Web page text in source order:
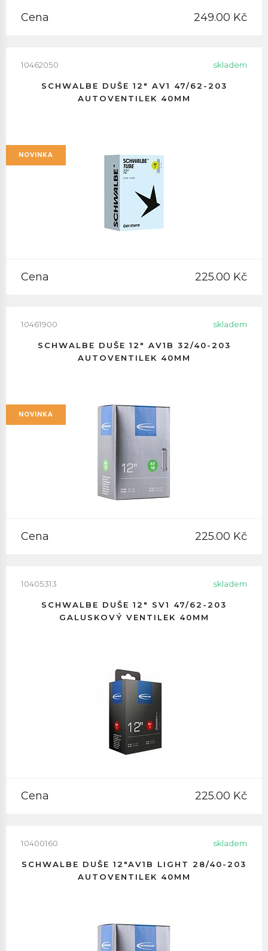
Cena 249.00 Kč
10462050 skladem
SCHWALBE DUŠE 12" AV1 47/62-203
AUTOVENTILEK 40MM
NOVINKA
Cena 225.00 Kč
10461900 skladem
SCHWALBE DUŠE 12" AV1B 32/40-203
AUTOVENTILEK 40MM
NOVINKA
Cena 225.00 Kč
10405313 skladem
SCHWALBE DUŠE 12" SV1 47/62-203
GALUSKOVÝ VENTILEK 40MM
Cena 225.00 Kč
10400160 skladem
SCHWALBE DUŠE 12"AV1B LIGHT 28/40-203
AUTOVENTILEK 40MM